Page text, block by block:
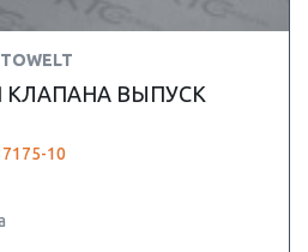
ВЫПУСК
10